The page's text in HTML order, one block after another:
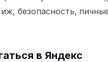
безопасность,
в Яндекс